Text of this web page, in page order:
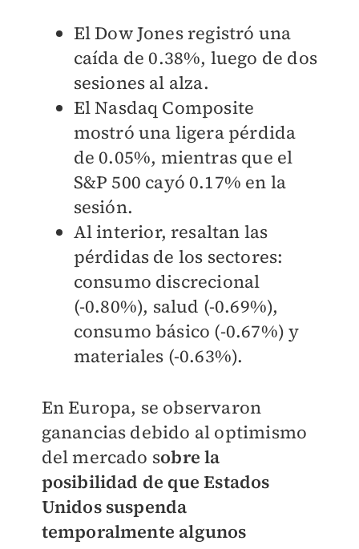
El Dow Jones registró una
caída de 0.38%, luego de dos
sesiones al alza.
El Nasdaq Composite
mostró una ligera pérdida
de 0.05%, mientras que el
S&P 500 cayó 0.17% en la
sesión.
Al interior, resaltan las
pérdidas de los sectores:
consumo discrecional
(-0.80%), salud (-0.69%),
consumo básico (-0.67%) y
materiales (-0.63%).
En Europa, se observaron
ganancias debido al optimismo
del mercado sobre la
posibilidad de que Estados
Unidos suspenda
temporalmente algunos